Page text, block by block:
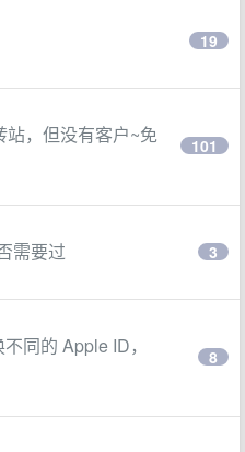
19
，但没有客户~免
101
需要过 3
同的 Apple ID，
8